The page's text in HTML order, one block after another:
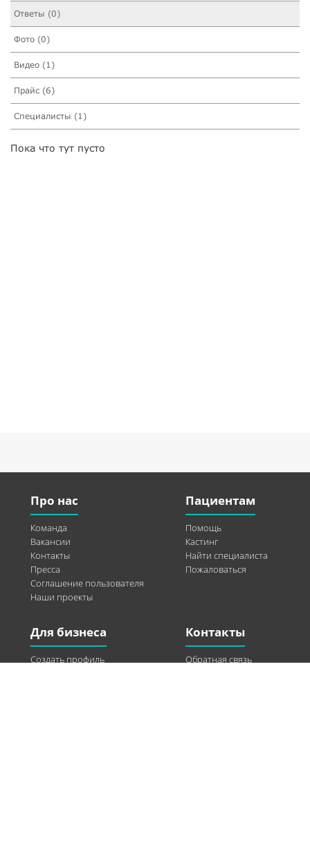
Ответы (0)
Фото (0)
Видео (1)
Прайс (6)
Специалисты (1)
Пока что тут пусто
Про нас
Команда
Вакансии
Контакты
Пресса
Соглашение пользователя
Наши проекты
Пациентам
Помощь
Кастинг
Найти специалиста
Пожаловаться
Для бизнеса
Создать профиль
Контакты
Обратная связь